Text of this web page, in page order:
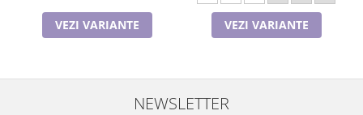
VEZI VARIANTE VEZI VARIANTE
NEWSLETTER